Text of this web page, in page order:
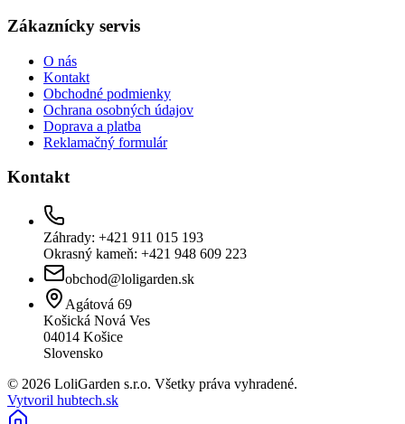
Zákaznícky servis
O nás
Kontakt
Obchodné podmienky
Ochrana osobných údajov
Doprava a platba
Reklamačný formulár
Kontakt
Záhrady: +421 911 015 193
Okrasný kameň: +421 948 609 223
obchod@loligarden.sk
Agátová 69
Košická Nová Ves
04014 Košice
Slovensko
© 2026 LoliGarden s.r.o. Všetky práva vyhradené.
Vytvoril hubtech.sk